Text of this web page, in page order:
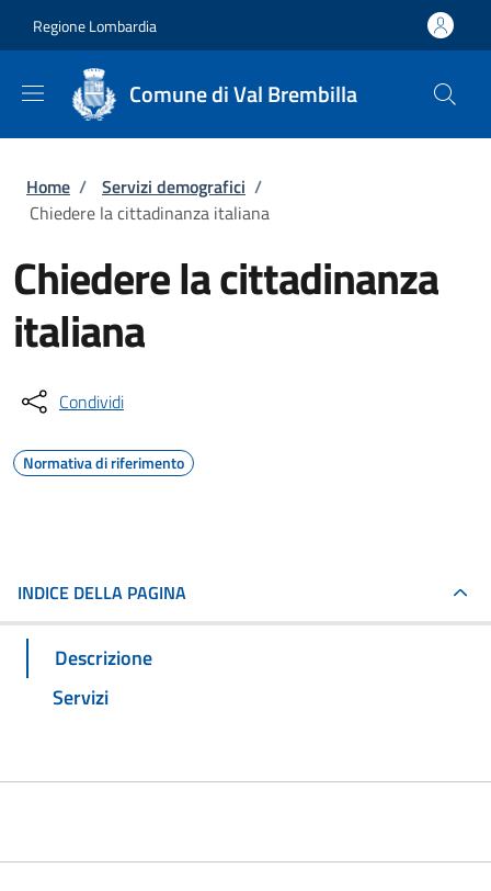
Regione Lombardia
Comune di Val Brembilla
Briciole di pane
Home / Servizi demografici /
Chiedere la cittadinanza italiana
Chiedere la cittadinanza
italiana
Condividi
Normativa di riferimento
INDICE DELLA PAGINA
Descrizione
Servizi